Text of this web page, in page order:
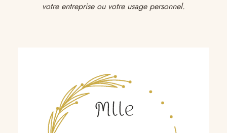
votre entreprise ou votre usage personnel.